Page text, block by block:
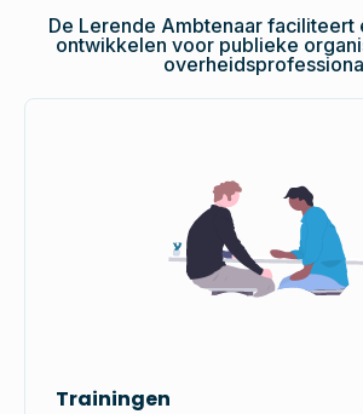
De Lerende Ambtenaar faciliteert
ontwikkelen voor publieke
Trainingen